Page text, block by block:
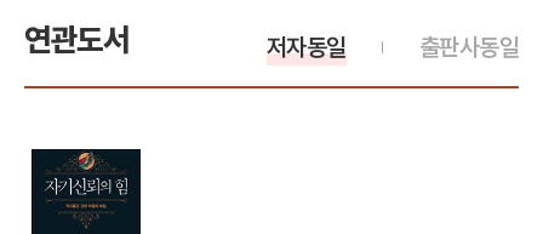
연관도서 출판사동일
저자동일